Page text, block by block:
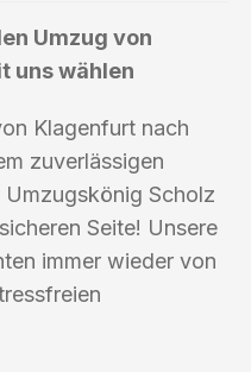
Umzug von
uns wählen
Klagenfurt nach
zuverlässigen
Scholz
Seite! Unsere
immer wieder von